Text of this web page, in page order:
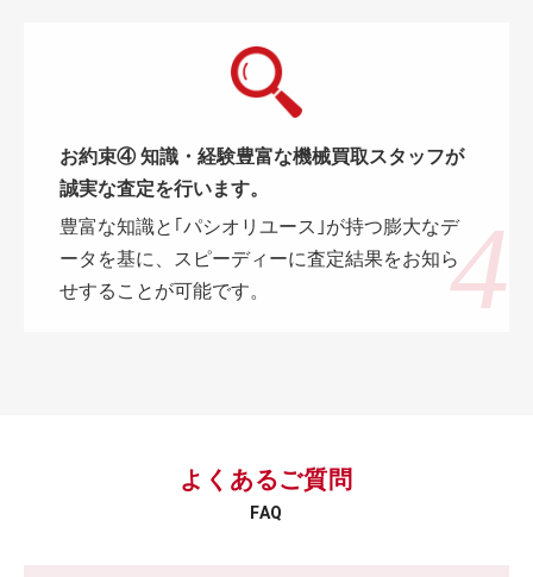
お約束④ 知識・経験豊富な機械買取スタッフが
誠実な査定を行います。
豊富な知識と｢パシオリユース｣が持つ膨大なデ
ータを基に、スピーディーに査定結果をお知ら
せすることが可能です。
よくあるご質問
FAQ